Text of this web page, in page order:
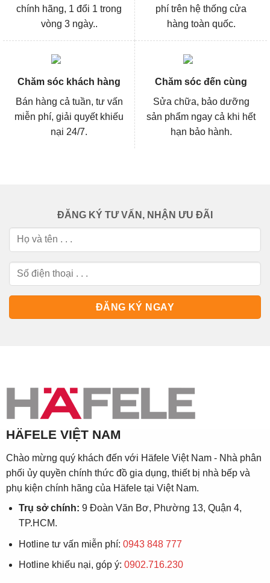
chính hãng, 1 đổi 1 trong
vòng 3 ngày..
phí trên hệ thống cửa
hàng toàn quốc.
Chăm sóc khách hàng
Bán hàng cả tuần, tư vấn
miễn phí, giải quyết khiếu
nại 24/7.
Chăm sóc đến cùng
Sửa chữa, bảo dưỡng
sản phẩm ngay cả khi hết
hạn bảo hành.
ĐĂNG KÝ TƯ VẤN, NHẬN ƯU ĐÃI
HÄFELE VIỆT NAM
Chào mừng quý khách đến với Häfele Việt Nam - Nhà phân
phối ủy quyền chính thức đồ gia dụng, thiết bị nhà bếp và
phụ kiện chính hãng của Häfele tại Việt Nam.
Trụ sở chính: 9 Đoàn Văn Bơ, Phường 13, Quận 4,
TP.HCM.
Hotline tư vấn miễn phí: 0943 848 777
Hotline khiếu nại, góp ý: 0902.716.230